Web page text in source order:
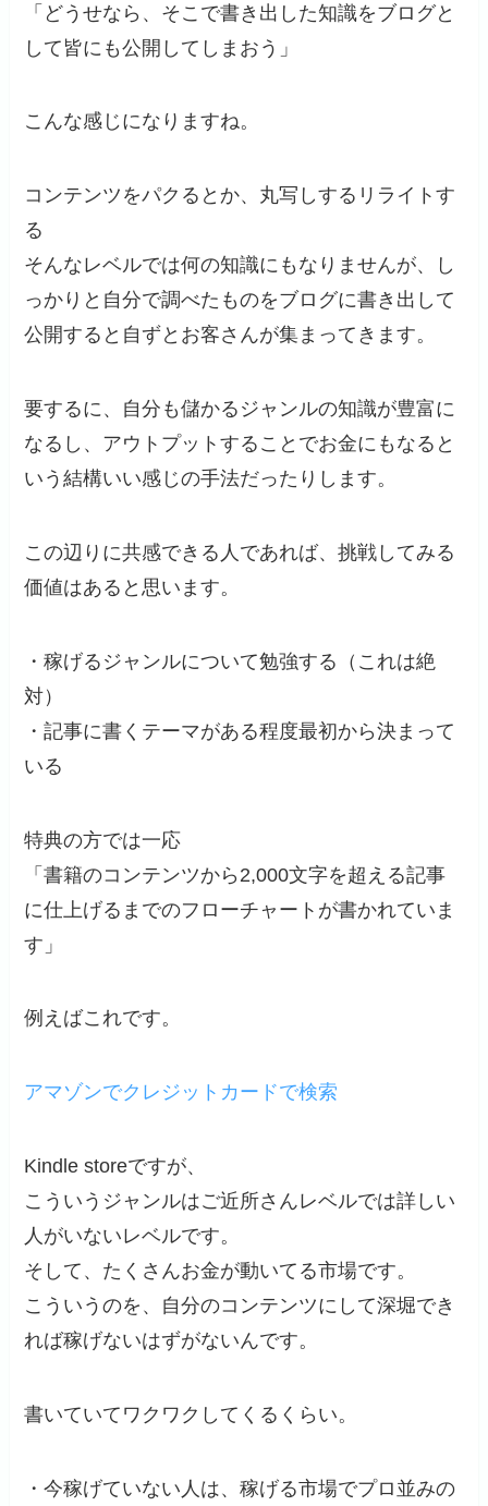
「どうせなら、そこで書き出した知識をブログと
して皆にも公開してしまおう」
こんな感じになりますね。
コンテンツをパクるとか、丸写しするリライトす
る
そんなレベルでは何の知識にもなりませんが、し
っかりと自分で調べたものをブログに書き出して
公開すると自ずとお客さんが集まってきます。
要するに、自分も儲かるジャンルの知識が豊富に
なるし、アウトプットすることでお金にもなると
いう結構いい感じの手法だったりします。
この辺りに共感できる人であれば、挑戦してみる
価値はあると思います。
・稼げるジャンルについて勉強する（これは絶
対）
・記事に書くテーマがある程度最初から決まって
いる
特典の方では一応
「書籍のコンテンツから2,000文字を超える記事
に仕上げるまでのフローチャートが書かれていま
す」
例えばこれです。
アマゾンでクレジットカードで検索
Kindle storeですが、
こういうジャンルはご近所さんレベルでは詳しい
人がいないレベルです。
そして、たくさんお金が動いてる市場です。
こういうのを、自分のコンテンツにして深堀でき
れば稼げないはずがないんです。
書いていてワクワクしてくるくらい。
・今稼げていない人は、稼げる市場でプロ並みの